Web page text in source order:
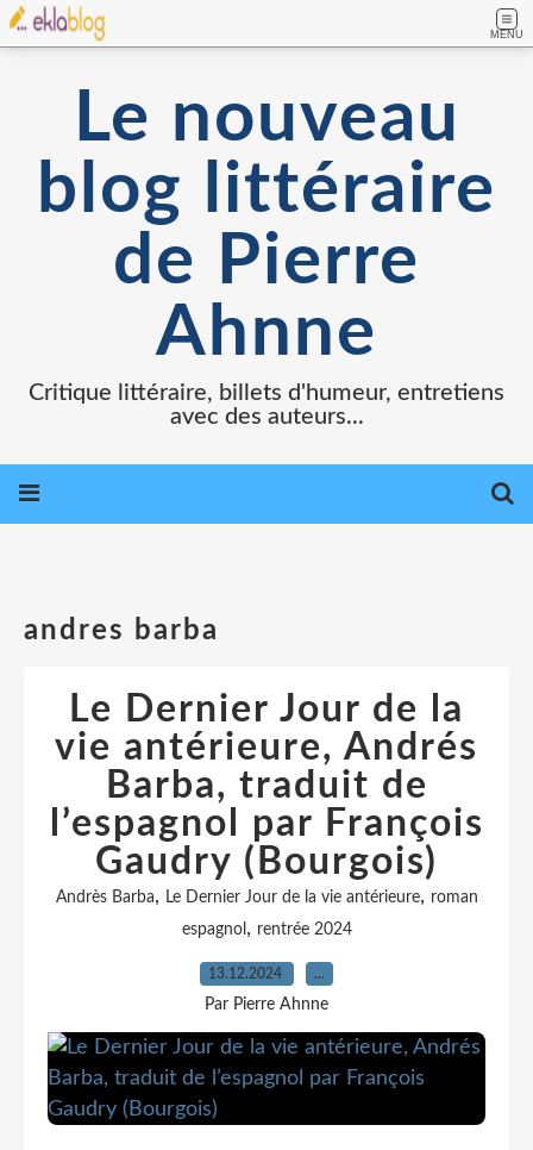
MENU
Le nouveau
blog littéraire
de Pierre
Ahnne
Critique littéraire, billets d'humeur, entretiens
avec des auteurs...
andres barba
Le Dernier Jour de la
vie antérieure, Andrés
Barba, traduit de
l’espagnol par François
Gaudry (Bourgois)
Andrès Barba, Le Dernier Jour de la vie antérieure, roman
espagnol, rentrée 2024
13.12.2024 …
Par Pierre Ahnne